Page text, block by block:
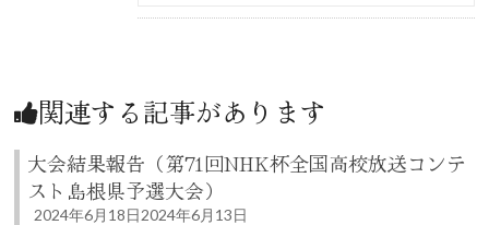
関連する記事があります
大会結果報告（第71回NHK杯全国高校放送コンテ
スト島根県予選大会）
2024年6月18日2024年6月13日